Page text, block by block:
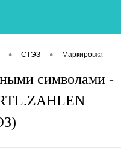
• СТЭЗ • Маркировка
символами -